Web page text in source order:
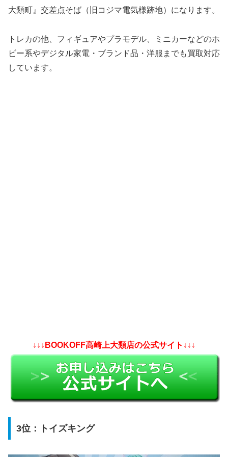
大類町』交差点そば（旧コジマ電気様跡地）になります。
トレカの他、フィギュアやプラモデル、ミニカーなどのホ
ビー系やデジタル家電・ブランド品・洋服までも買取対応
しています。
↓↓↓BOOKOFF高崎上大類店の公式サイト↓↓↓
3位：トイズキング